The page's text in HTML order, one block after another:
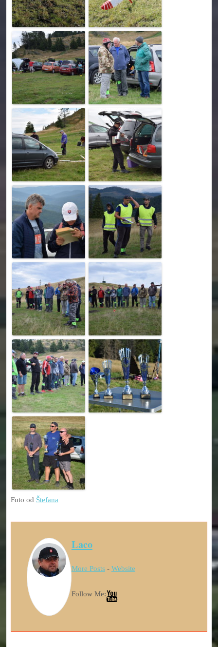
Foto od Štefana
Laco
More Posts- Website
Follow Me: